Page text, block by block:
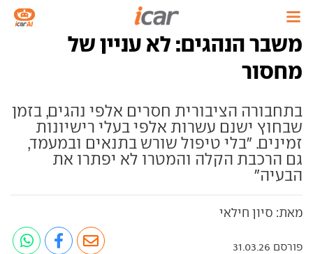
משבר הנהגים: לא עניין של
מחסור
בתחבורה הציבורית חסרים אלפי נהגים, בזמן
שבחוץ ישנם עשרות אלפי בעלי רישיונות
זמינים. "בלי טיפול שורש בתנאים ובמעמד,
גם הרכבת הקלה והמטרו לא יפתרו את
הבעיה"
מאת: סיון חילאי
פורסם 31.03.26